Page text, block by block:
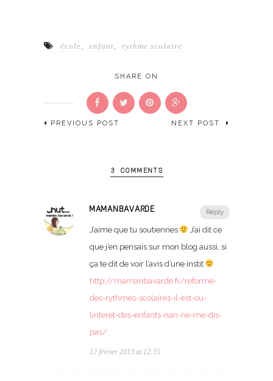
école enfant rythme scolaire
SHARE ON
PREVIOUS POST NEXT POST
3 COMMENTS
Reply
MAMANBAVARDE
J’aime que tu soutiennes
J’ai dit ce
que j’en pensais sur mon blog aussi, si
ça te dit de voir l’avis d’une instit
http://mamanbavarde.fr/reforme-
des-rythmes-scolaires-il-est-ou-
linteret-des-enfants-nan-ne-me-dis-
pas/
12 février 2013 at 12:35